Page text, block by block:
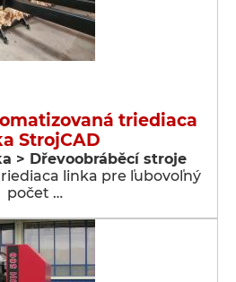
triediaca
StrojCAD
> Dřevoobráběcí stroje
linka pre ľubovoľný
počet …